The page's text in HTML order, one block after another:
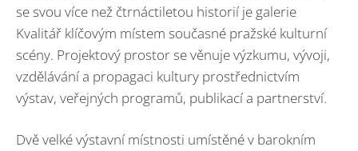
se svou více než čtrnáctiletou historií je galerie
Kvalitář klíčovým místem současné pražské kulturní
scény. Projektový prostor se věnuje výzkumu, vývoji,
vzdělávání a propagaci kultury prostřednictvím
výstav, veřejných programů, publikací a partnerství.
Dvě velké výstavní místnosti umístěné v barokním